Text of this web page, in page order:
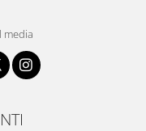
media